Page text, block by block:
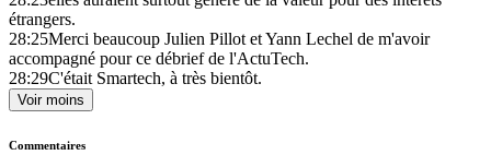
étrangers.
28:25Merci beaucoup Julien Pillot et Yann Lechel de m'avoir
accompagné pour ce débrief de l'ActuTech.
28:29C'était Smartech, à très bientôt.
Voir moins
Commentaires